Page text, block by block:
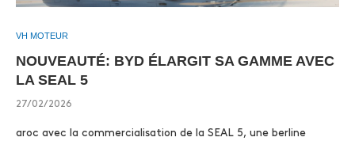
VH MOTEUR
NOUVEAUTÉ: BYD ÉLARGIT SA GAMME AVEC
LA SEAL 5
27/02/2026
aroc avec la commercialisation de la SEAL 5, une berline